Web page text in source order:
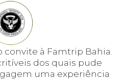
à Famtrip Bahia.
dos quais pude
uma experiência